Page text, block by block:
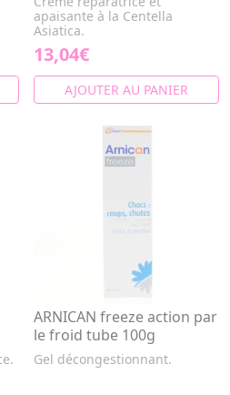
apaisante à la Centella
Asiatica.
13,04€
AJOUTER AU PANIER
ARNICAN freeze action par
le froid tube 100g
Gel décongestionnant.